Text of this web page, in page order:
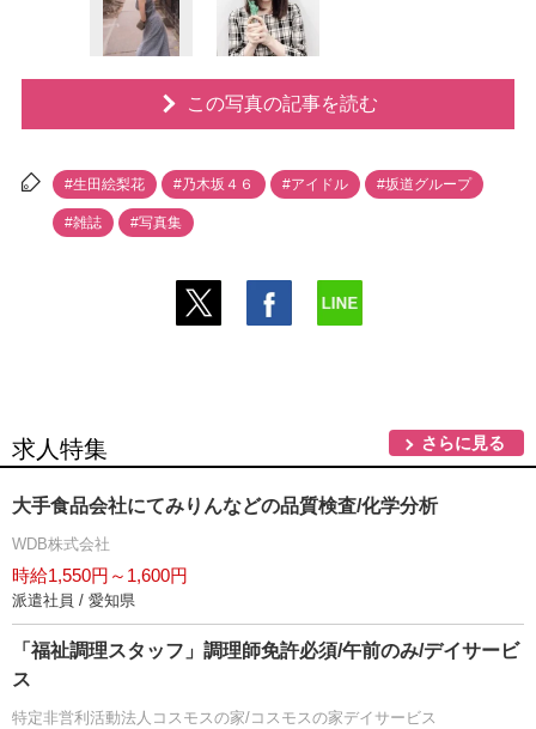
この写真の記事を読む
#生田絵梨花 #乃木坂４６ #アイドル #坂道グループ
#雑誌 #写真集
求人特集 さらに見る
大手食品会社にてみりんなどの品質検査/化学分析
WDB株式会社
時給1,550円～1,600円
派遣社員 / 愛知県
「福祉調理スタッフ」調理師免許必須/午前のみ/デイサービ
ス
特定非営利活動法人コスモスの家/コスモスの家デイサービス